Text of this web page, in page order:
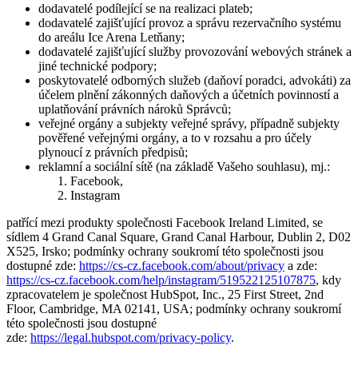
dodavatelé podílející se na realizaci plateb;
dodavatelé zajišťující provoz a správu rezervačního systému
do areálu Ice Arena Letňany;
dodavatelé zajišťující služby provozování webových stránek a
jiné technické podpory;
poskytovatelé odborných služeb (daňoví poradci, advokáti) za
účelem plnění zákonných daňových a účetních povinností a
uplatňování právních nároků Správců;
veřejné orgány a subjekty veřejné správy, případně subjekty
pověřené veřejnými orgány, a to v rozsahu a pro účely
plynoucí z právních předpisů;
reklamní a sociální sítě (na základě Vašeho souhlasu), mj.:
Facebook,
Instagram
patřící mezi produkty společnosti Facebook Ireland Limited, se
sídlem 4 Grand Canal Square, Grand Canal Harbour, Dublin 2, D02
X525, Irsko; podmínky ochrany soukromí této společnosti jsou
dostupné zde: https://cs-cz.facebook.com/about/privacy a zde:
https://cs-cz.facebook.com/help/instagram/519522125107875, kdy
zpracovatelem je společnost HubSpot, Inc., 25 First Street, 2nd
Floor, Cambridge, MA 02141, USA; podmínky ochrany soukromí
této společnosti jsou dostupné
zde: https://legal.hubspot.com/privacy-policy.